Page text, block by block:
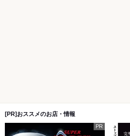
[PR]おススメのお店・情報
PR